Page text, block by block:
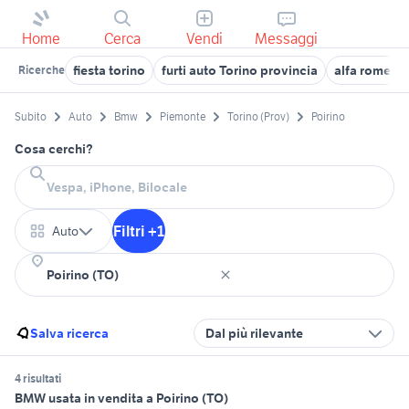
Home Cerca Vendi Messaggi
Ricerche fiesta torino furti auto Torino provincia alfa romeo
Subito Auto Bmw Piemonte Torino (Prov) Poirino
Cosa cerchi?
Auto Filtri +1
Salva ricerca Dal più rilevante
4 risultati
BMW usata in vendita a Poirino (TO)